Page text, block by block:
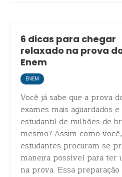
6 dicas para chegar
relaxado na prova
Enem
ENEM
Você já sabe que a prova
exames mais aguardados
estudantil de milhões de
mesmo? Assim como
estudantes procuram se
maneira possível para ter
na prova. Essa